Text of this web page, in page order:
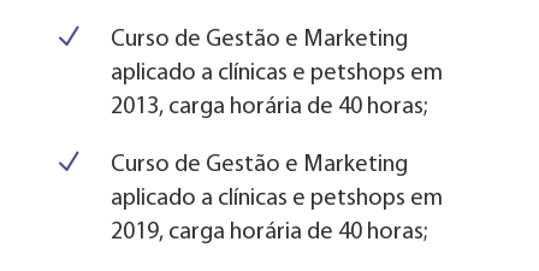
N
Curso de Gestão e Marketing
aplicado a clínicas e petshops em
2013, carga horária de 40 horas;
N
Curso de Gestão e Marketing
aplicado a clínicas e petshops em
2019, carga horária de 40 horas;